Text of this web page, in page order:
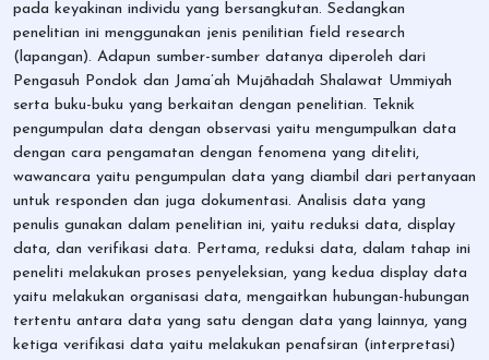
pada keyakinan individu yang bersangkutan. Sedangkan
penelitian ini menggunakan jenis penilitian field research
(lapangan). Adapun sumber-sumber datanya diperoleh dari
Pengasuh Pondok dan Jama’ah Mujāhadah Shalawat Ummiyah
serta buku-buku yang berkaitan dengan penelitian. Teknik
pengumpulan data dengan observasi yaitu mengumpulkan data
dengan cara pengamatan dengan fenomena yang diteliti,
wawancara yaitu pengumpulan data yang diambil dari pertanyaan
untuk responden dan juga dokumentasi. Analisis data yang
penulis gunakan dalam penelitian ini, yaitu reduksi data, display
data, dan verifikasi data. Pertama, reduksi data, dalam tahap ini
peneliti melakukan proses penyeleksian, yang kedua display data
yaitu melakukan organisasi data, mengaitkan hubungan-hubungan
tertentu antara data yang satu dengan data yang lainnya, yang
ketiga verifikasi data yaitu melakukan penafsiran (interpretasi)